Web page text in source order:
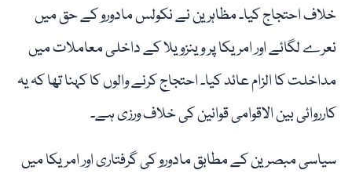
خلاف احتجاج کیا۔ مظاہرین نے نکولس مادورو کے حق میں
نعرے لگائے اور امریکا پر وینزویلا کے داخلی معاملات میں
مداخلت کا الزام عائد کیا۔ احتجاج کرنے والوں کا کہنا تھا کہ یہ
کارروائی بین الاقوامی قوانین کی خلاف ورزی ہے۔
سیاسی مبصرین کے مطابق مادورو کی گرفتاری اور امریکا میں